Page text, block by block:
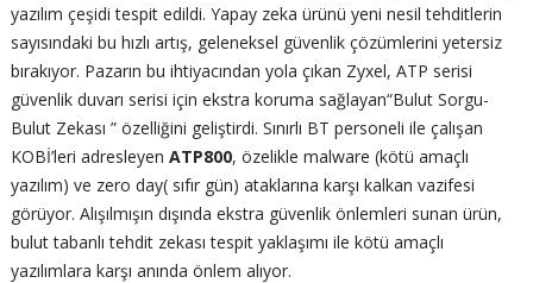
yazılım çeşidi tespit edildi. Yapay zeka ürünü yeni nesil tehditlerin
sayısındaki bu hızlı artış, geleneksel güvenlik çözümlerini yetersiz
bırakıyor. Pazarın bu ihtiyacından yola çıkan Zyxel, ATP serisi
güvenlik duvarı serisi için ekstra koruma sağlayan“Bulut Sorgu-
Bulut Zekası ” özelliğini geliştirdi. Sınırlı BT personeli ile çalışan
KOBİ’leri adresleyen ATP800, özelikle malware (kötü amaçlı
yazılım) ve zero day( sıfır gün) ataklarına karşı kalkan vazifesi
görüyor. Alışılmışın dışında ekstra güvenlik önlemleri sunan ürün,
bulut tabanlı tehdit zekası tespit yaklaşımı ile kötü amaçlı
yazılımlara karşı anında önlem alıyor.